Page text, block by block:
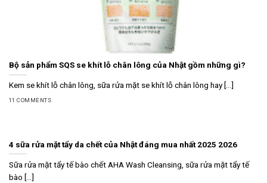
Bộ sản phẩm SQS se khít lỗ chân lông của Nhật gồm những gì?
Kem se khít lỗ chân lông, sữa rửa mặt se khít lỗ chân lông hay [...]
11 COMMENTS
4 sữa rửa mặt tẩy da chết của Nhật đáng mua nhất 2025 2026
Sữa rửa mặt tẩy tế bào chết AHA Wash Cleansing, sữa rửa mặt tẩy tế
bào [...]